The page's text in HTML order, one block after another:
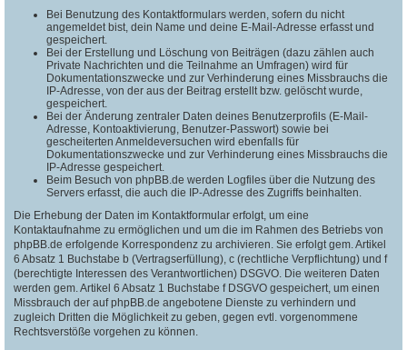
Bei Benutzung des Kontaktformulars werden, sofern du nicht
angemeldet bist, dein Name und deine E-Mail-Adresse erfasst und
gespeichert.
Bei der Erstellung und Löschung von Beiträgen (dazu zählen auch
Private Nachrichten und die Teilnahme an Umfragen) wird für
Dokumentationszwecke und zur Verhinderung eines Missbrauchs die
IP-Adresse, von der aus der Beitrag erstellt bzw. gelöscht wurde,
gespeichert.
Bei der Änderung zentraler Daten deines Benutzerprofils (E-Mail-
Adresse, Kontoaktivierung, Benutzer-Passwort) sowie bei
gescheiterten Anmeldeversuchen wird ebenfalls für
Dokumentationszwecke und zur Verhinderung eines Missbrauchs die
IP-Adresse gespeichert.
Beim Besuch von phpBB.de werden Logfiles über die Nutzung des
Servers erfasst, die auch die IP-Adresse des Zugriffs beinhalten.
Die Erhebung der Daten im Kontaktformular erfolgt, um eine
Kontaktaufnahme zu ermöglichen und um die im Rahmen des Betriebs von
phpBB.de erfolgende Korrespondenz zu archivieren. Sie erfolgt gem. Artikel
6 Absatz 1 Buchstabe b (Vertragserfüllung), c (rechtliche Verpflichtung) und f
(berechtigte Interessen des Verantwortlichen) DSGVO. Die weiteren Daten
werden gem. Artikel 6 Absatz 1 Buchstabe f DSGVO gespeichert, um einen
Missbrauch der auf phpBB.de angebotene Dienste zu verhindern und
zugleich Dritten die Möglichkeit zu geben, gegen evtl. vorgenommene
Rechtsverstöße vorgehen zu können.